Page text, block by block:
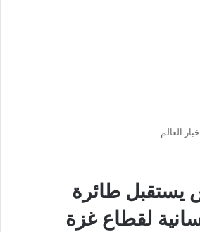
العالم
يستقبل طائرة
لقطاع غزة